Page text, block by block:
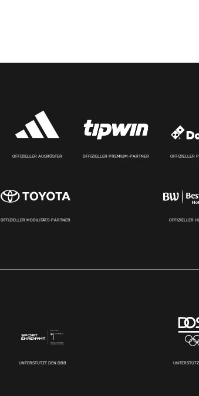
OFFIZIELLER AUSRÜSTER OFFIZIELLER PREMIUM-PARTNER OFFIZIELLER
OFFIZIELLER MOBILITÄTS-PARTNER OFFIZIELLER
UNTERSTÜTZT DEN DBB